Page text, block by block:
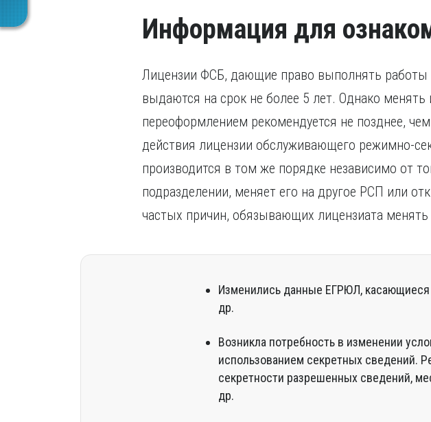
Информация для
Лицензии ФСБ, дающие право выполнять работы
выдаются на срок не более 5 лет. Однако
переоформлением рекомендуется не позднее,
действия лицензии обслуживающего режимно-
производится в том же порядке независимо от
подразделении, меняет его на другое РСП или
частых причин, обязывающих лицензиата
Изменились данные ЕГРЮЛ, касающиеся
др.
Возникла потребность в изменении
использованием секретных сведений.
секретности разрешенных сведений,
др.